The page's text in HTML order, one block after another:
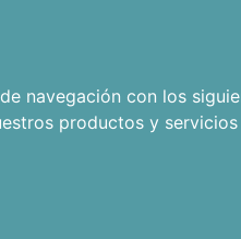
navegación con los
productos y